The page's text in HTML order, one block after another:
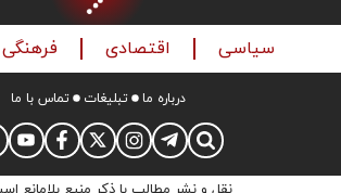
سیاسی اقتصادی فرهنگی
درباره ما تبلیغات تماس با ما